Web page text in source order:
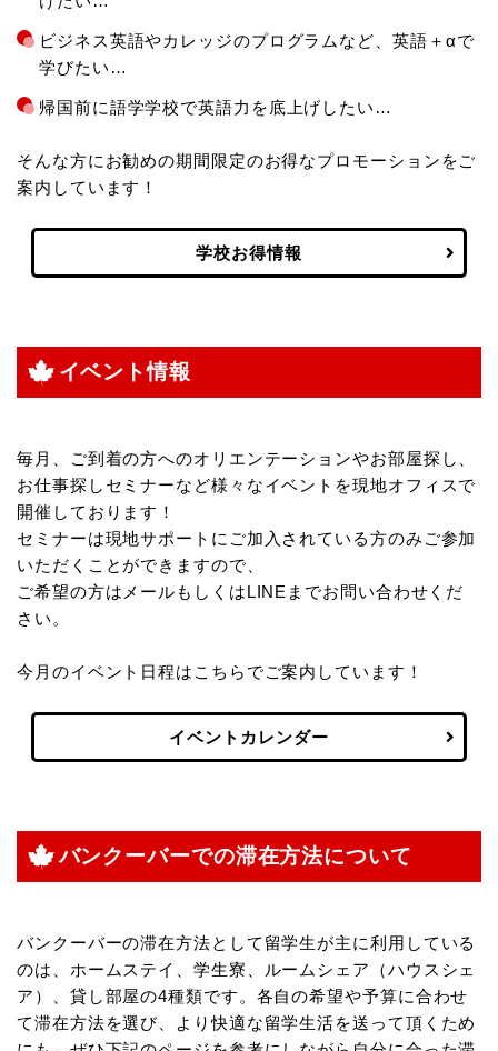
ビジネス英語やカレッジのプログラムなど、英語＋αで
学びたい…
帰国前に語学学校で英語力を底上げしたい…
そんな方にお勧めの期間限定のお得なプロモーションをご
案内しています！
学校お得情報
イベント情報
毎月、ご到着の方へのオリエンテーションやお部屋探し、
お仕事探しセミナーなど様々なイベントを現地オフィスで
開催しております！
セミナーは現地サポートにご加入されている方のみご参加
いただくことができますので、
ご希望の方はメールもしくはLINEまでお問い合わせくだ
さい。
今月のイベント日程はこちらでご案内しています！
イベントカレンダー
バンクーバーでの滞在方法について
バンクーバーの滞在方法として留学生が主に利用している
のは、ホームステイ、学生寮、ルームシェア（ハウスシェ
ア）、貸し部屋の4種類です。各自の希望や予算に合わせ
て滞在方法を選び、より快適な留学生活を送って頂くため